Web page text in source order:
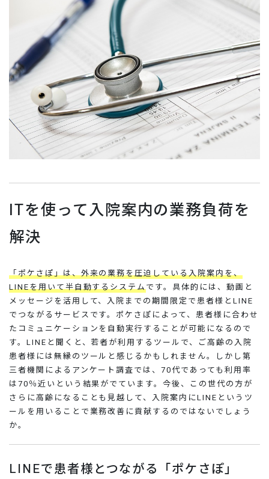
ITを使って入院案内の業務負荷を
解決
「ポケさぽ」は、外来の業務を圧迫している入院案内を、
LINEを用いて半自動するシステムです。具体的には、動画と
メッセージを活用して、入院までの期間限定で患者様とLINE
でつながるサービスです。ポケさぽによって、患者様に合わせ
たコミュニケーションを自動実行することが可能になるので
す。LINEと聞くと、若者が利用するツールで、ご高齢の入院
患者様には無縁のツールと感じるかもしれません。しかし第
三者機関によるアンケート調査では、70代であっても利用率
は70％近いという結果がでています。今後、この世代の方が
さらに高齢になることも見越して、入院案内にLINEというツ
ールを用いることで業務改善に貢献するのではないでしょう
か。
LINEで患者様とつながる「ポケさぽ」